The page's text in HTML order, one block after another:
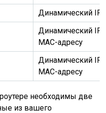
Динамический IP
Динамический IP
MAC-адресу
Динамический IP
MAC-адресу
необходимы две
из вашего